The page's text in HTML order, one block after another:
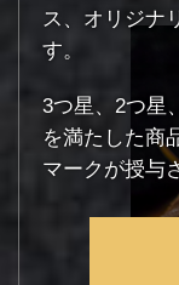
ス、オリジナ
す。
3つ星、2つ星
を満たした商
マークが授与